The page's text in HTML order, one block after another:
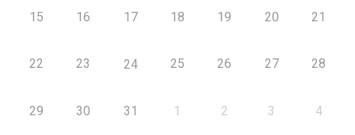
15 16 17 18 19 20 21
22 23 24 25 26 27 28
29 30 31 1 2 3 4